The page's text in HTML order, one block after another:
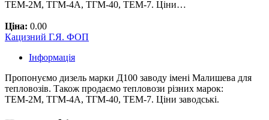
ТЕМ-2М, ТГМ-4А, ТГМ-40, ТЕМ-7. Ціни…
Ціна: 0.00
Кацизний Г.Я. ФОП
Інформація
Пропонуємо дизель марки Д100 заводу імені Малишева для
тепловозів. Також продаємо тепловози різних марок:
ТЕМ-2М, ТГМ-4А, ТГМ-40, ТЕМ-7. Ціни заводські.